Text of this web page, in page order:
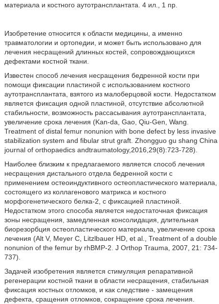
материала и костного аутотрансплантата. 4 ил., 1 пр.
Изобретение относится к области медицины, а именно
травматологии и ортопедии, и может быть использовано для
лечения несращений длинных костей, сопровождающихся
дефектами костной ткани.
Известен способ лечения несращения бедренной кости при
помощи фиксации пластиной с использованием костного
аутотрансплантата, взятого из малоберцовой кости. Недостатком
является фиксация одной пластиной, отсутствие абсолютной
стабильности, возможность рассасывания аутотрансплантата,
увеличение срока лечения (Kan-da, Gao, Qiu-Gen, Wang.
Treatment of distal femur nonunion with bone defect by less invasive
stabilization system and fibular strut graft. Zhongguo gu shang China
journal of orthopaedics andtraumatology,2016,29(8):723-728).
Наиболее близким к предлагаемого является способ лечения
несращения дистального отдела бедренной кости с
применением остеоиндуктивного остеопластического материала,
состоящего из коллагенового матрикса и костного
морфогенетического белка-2, с фиксацией пластиной.
Недостатком этого способа является недостаточная фиксация
зоны несращения, замедленная консолидация, длительная
биорезорбция остеопластического материала, увеличение срока
лечения (Alt V, Meyer С, Litzlbauer HD, et al., Treatment of a double
nonunion of the femur by rhBMP-2. J Orthop Trauma, 2007, 21: 734-
737).
Задачей изобретения является стимуляция репаративной
регенерации костной ткани в области несращения, стабильная
фиксация костных отломков, и как следствие - замещения
дефекта, сращения отломков, сокращение срока лечения.